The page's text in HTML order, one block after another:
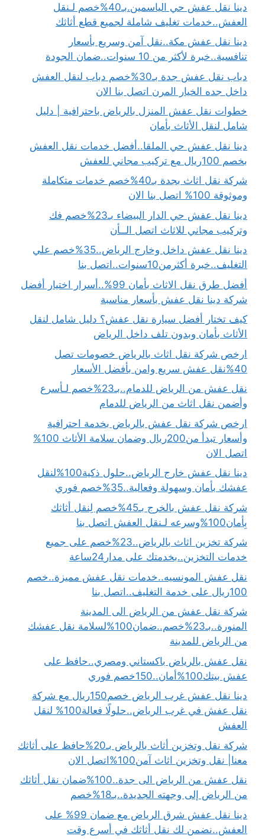
دينا نقل عفش حي الياسمين.بـ40%خصم لـنقل
العفش..خدمات تغليف شاملة لجميع قطع أثاثك
دينا نقل عفش مكة..نقل آمن وسريع بأسعار
تنافسية..خبرة لأكثر من 10 سنوات..ضمان الجودة
دباب نقل عفش جدة بـ30%خصم دباب لنقل العفش
داخل جده الخيار المرن اتصل بنا الان
خطوات نقل عفش المنزل بالرياض باحترافية | دليل
شامل لنقل الأثاث بأمان
دينا نقل عفش حي الملقا..أفضل خدمات نقل العفش
بخصم 100ريال مع تركيب مجاني للعفش
شركة نقل اثاث بجدة بـ40%خصم خدمات متكاملة
وموثوقة 100% اتصل بنا الان
دينا نقل عفش حي الدار البيضاء بـ23%خصم فك
وتركيب مجاني للاثاث اتصل الــأن
دينا نقل عفش داخل وخارج الرياض..35%خصم علي
التغليف..خبرة أكثرمن10سنوات..اتصل بنا
أفضل طرق نقل الاثاث بأمان 99%..أسرار اختيار أفضل
شركة دينا نقل عفش بأسعار مناسبة
كيف تختار أفضل سيارة نقل عفش؟ دليل شامل لنقل
الأثاث بأمان وبدون تلف داخل الرياض
ارخص شركة نقل اثاث بالرياض خصومات تصل
40%نقل عفش سريع وامن بأفضل الأسعار
نقل عفش من الرياض للدمام..بـ23%خصم لـأسرع
وأضمن نقل اثاث من الرياض للدمام
ارخص شركة نقل عفش بالرياض بخدمة احترافية
وأسعار تبدأ من200ريال وضمان سلامة الأثاث 100%
اتصل الان
دينا نقل عفش خارج الرياض..حلول ذكية100%لنقل
عفشك بأمان وسهولة وفعالية..35%خصم فوري
شركة نقل عفش بالخرج بـ45%خصم لِنقل أثاثك
بِأمان100%وسرعه لـنقل العفش اتصل بنا
شركة تخزين اثاث بالرياض..23%خصم على جميع
خدمات التخزين..بخدمتك على مدار24ساعة
نقل عفش المونسيه..خدمات نقل عفش مميزة..خصم
100ريال على خدمة التغليف..اتصل بنا
شركة نقل عفش من الرياض الى المدينة
المنورة..بـ23%خصم..ضمان100%لسلامة نقل عفشك
من الرياض للمدينة
نقل عفش بالرياض باكستاني ومصري..حافظ على
عفش بيتك100%أمان..150خصم فوري
دينا نقل عفش غرب الرياض خصم150ريال مع شركة
نقل عفش في غرب الرياض..حلولًا فعالة100% لنقل
العفش
شركة نقل وتخزين أثاث بالرياض بـ20%حافظ على أثاثك
معنا| نقل وتخزين اثاث آمن100%اتصل الان
نقل عفش من الرياض الى جدة..100%ضمان نقل أثاثك
من الرياض إلى وجهته الجديدة..بـ18%خصم
دينا نقل عفش شرق الرياض مع ضمان 99% على
العفش..نضمن لك نقل أثاثك في أسرع وقت